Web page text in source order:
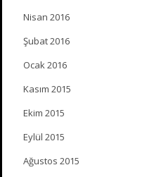
Nisan 2016
Şubat 2016
Ocak 2016
Kasım 2015
Ekim 2015
Eylül 2015
Ağustos 2015